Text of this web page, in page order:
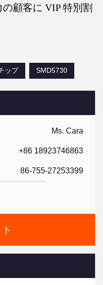
Ms. Cara
+86 18923746863
86-755-27253399
顧客に VIP 特別割
ップ SMD5730